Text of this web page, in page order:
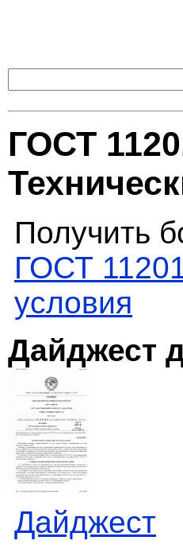
ГОСТ
Получить
ГОСТ
условия
Дайджест
Дайджест